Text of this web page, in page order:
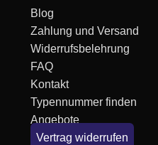
Blog
Zahlung und Versand
Widerrufsbelehrung
FAQ
Kontakt
Typennummer finden
Angebote
Vertrag widerrufen